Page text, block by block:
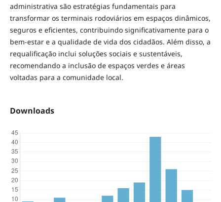
administrativa são estratégias fundamentais para
transformar os terminais rodoviários em espaços dinâmicos,
seguros e eficientes, contribuindo significativamente para o
bem-estar e a qualidade de vida dos cidadãos. Além disso, a
requalificação inclui soluções sociais e sustentáveis,
recomendando a inclusão de espaços verdes e áreas
voltadas para a comunidade local.
Downloads